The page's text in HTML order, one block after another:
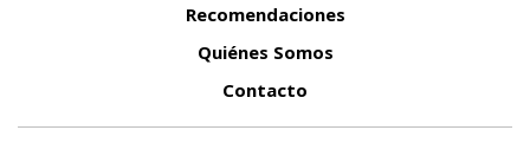
Recomendaciones
Quiénes Somos
Contacto